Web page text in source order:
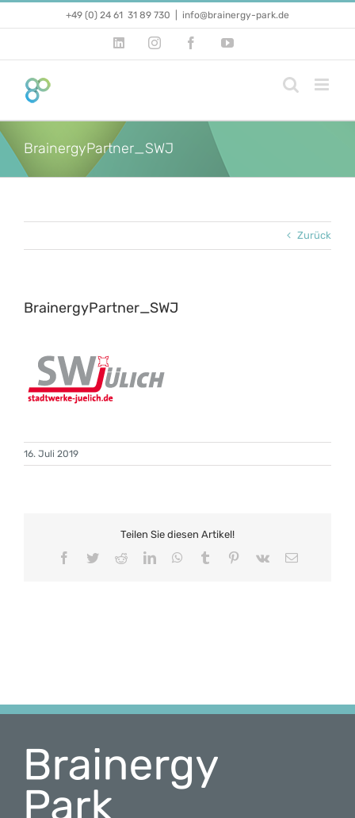
+49 (0) 24 61 31 89 730 info@brainergy-park.de
LinkedInInstagramFacebookYouTube
BrainergyPartner_SWJ
Zurück
BrainergyPartner_SWJ
16. Juli 2019
Teilen Sie diesen Artikel!
Facebook
TwitterRedditLinkedInWhatsApp
Tumblr Pinterest
Vk
E-